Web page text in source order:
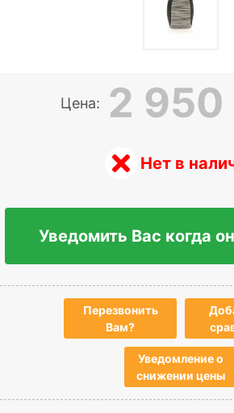
Цена: 2 950
Нет в
Уведомить Вас когда
Перезвонить
Вам?
Уведомление о
снижении цены